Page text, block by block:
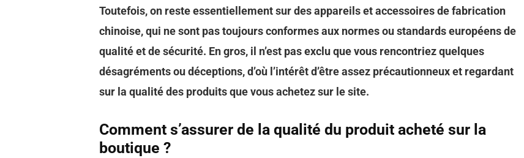
Toutefois, on reste essentiellement sur des appareils et accessoires de fabrication
chinoise, qui ne sont pas toujours conformes aux normes ou standards européens de
qualité et de sécurité. En gros, il n’est pas exclu que vous rencontriez quelques
désagréments ou déceptions, d’où l’intérêt d’être assez précautionneux et regardant
sur la qualité des produits que vous achetez sur le site.
Comment s’assurer de la qualité du produit acheté sur la
boutique ?